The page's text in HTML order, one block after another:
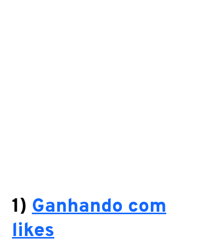
1) Ganhando com
likes